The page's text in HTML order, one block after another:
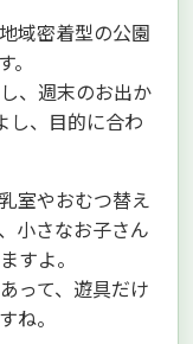
域密着型の公園
、週末のお出か
し、目的に合わ
室やおむつ替え
小さなお子さん
すよ。
って、遊具だけ
ね。